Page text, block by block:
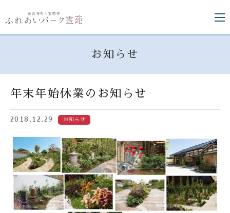
お知らせ
年末年始休業のお知らせ
2018.12.29 お知らせ